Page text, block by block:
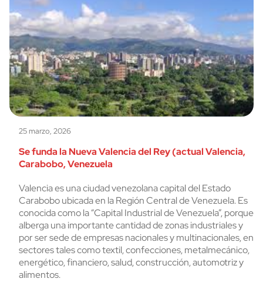
25 marzo, 2026
Se funda la Nueva Valencia del Rey (actual Valencia,
Carabobo, Venezuela
Valencia es una ciudad venezolana capital del Estado
Carabobo ubicada en la Región Central de Venezuela. Es
conocida como la “Capital Industrial de Venezuela”, porque
alberga una importante cantidad de zonas industriales y
por ser sede de empresas nacionales y multinacionales, en
sectores tales como textil, confecciones, metalmecánico,
energético, financiero, salud, construcción, automotriz y
alimentos.